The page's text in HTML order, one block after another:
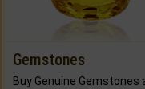
Gemstones